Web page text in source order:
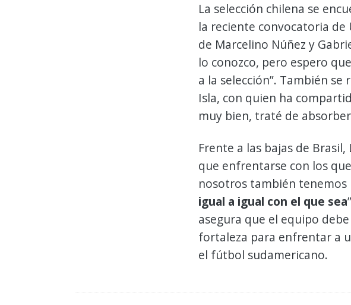
La selección chilena se
la reciente convocatoria de
de Marcelino Núñez y
lo conozco, pero espero
a la selección”. También
Isla, con quien ha
muy bien, traté de
Frente a las bajas de
que enfrentarse con los
nosotros también tenemos
igual a igual con el que sea
asegura que el equipo
fortaleza para enfrentar a
el fútbol sudamericano.